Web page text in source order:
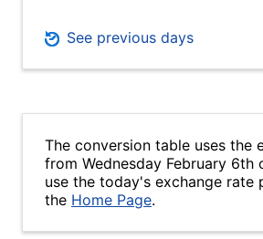
See previous days
The conversion table uses the
from Wednesday February 6th
use the today's exchange rate
the Home Page.